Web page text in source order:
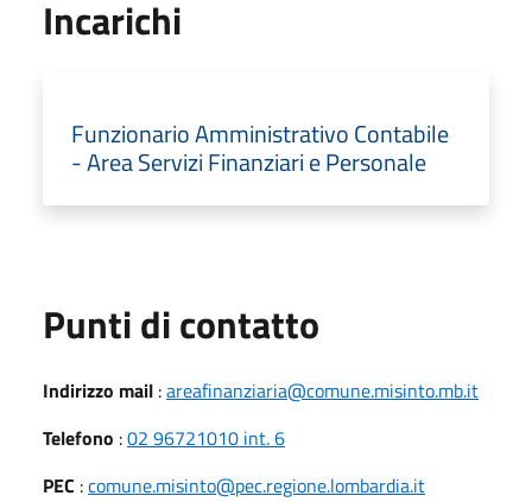
Incarichi
Funzionario Amministrativo Contabile
- Area Servizi Finanziari e Personale
Punti di contatto
Indirizzo mail :areafinanziaria@comune.misinto.mb.it
Telefono :02 96721010 int. 6
PEC :comune.misinto@pec.regione.lombardia.it